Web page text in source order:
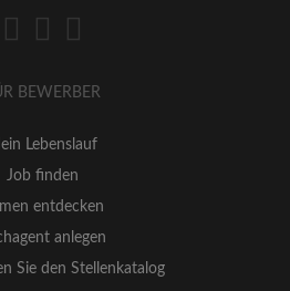
BEWERBER
Lebenslauf
Job finden
entdecken
anlegen
Sie den Stellenkatalog